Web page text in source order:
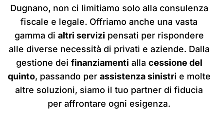
Dugnano, non ci limitiamo solo alla consulenza
fiscale e legale. Offriamo anche una vasta
gamma di altri servizi pensati per rispondere
alle diverse necessità di privati e aziende. Dalla
gestione dei finanziamenti alla cessione del
quinto, passando per assistenza sinistri e molte
altre soluzioni, siamo il tuo partner di fiducia
per affrontare ogni esigenza.